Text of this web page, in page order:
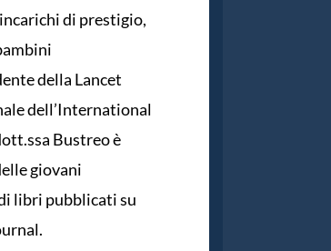
di prestigio,
della Lancet
dell’International
Bustreo è
giovani
libri pubblicati su